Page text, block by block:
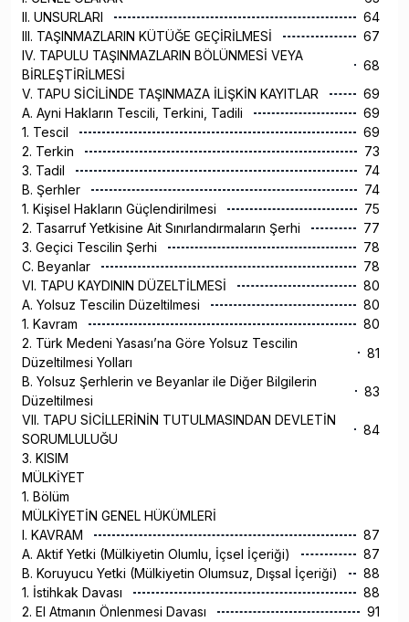
II. UNSURLARI
64
III. TAŞINMAZLARIN KÜTÜĞE GEÇİRİLMESİ
67
IV. TAPULU TAŞINMAZLARIN BÖLÜNMESİ VEYA
BİRLEŞTİRİLMESİ
68
V. TAPU SİCİLİNDE TAŞINMAZA İLİŞKİN KAYITLAR
69
A. Ayni Hakların Tescili, Terkini, Tadili
69
1. Tescil
69
2. Terkin
73
3. Tadil
74
B. Şerhler
74
1. Kişisel Hakların Güçlendirilmesi
75
2. Tasarruf Yetkisine Ait Sınırlandırmaların Şerhi
77
3. Geçici Tescilin Şerhi
78
C. Beyanlar
78
VI. TAPU KAYDININ DÜZELTİLMESİ
80
A. Yolsuz Tescilin Düzeltilmesi
80
1. Kavram
80
2. Türk Medeni Yasası’na Göre Yolsuz Tescilin
Düzeltilmesi Yolları
81
B. Yolsuz Şerhlerin ve Beyanlar ile Diğer Bilgilerin
Düzeltilmesi
83
VII. TAPU SİCİLLERİNİN TUTULMASINDAN DEVLETİN
SORUMLULUĞU
84
3. KISIM
MÜLKİYET
1. Bölüm
MÜLKİYETİN GENEL HÜKÜMLERİ
I. KAVRAM
87
A. Aktif Yetki (Mülkiyetin Olumlu, İçsel İçeriği)
87
B. Koruyucu Yetki (Mülkiyetin Olumsuz, Dışsal İçeriği)
88
1. İstihkak Davası
88
2. El Atmanın Önlenmesi Davası
91